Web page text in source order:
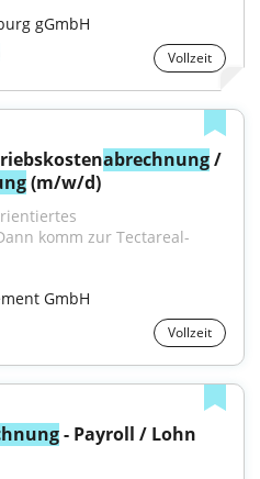
gGmbH
Vollzeit
abrechnung /
(m/w/d)
komm zur Tectareal-
GmbH
Vollzeit
- Payroll / Lohn